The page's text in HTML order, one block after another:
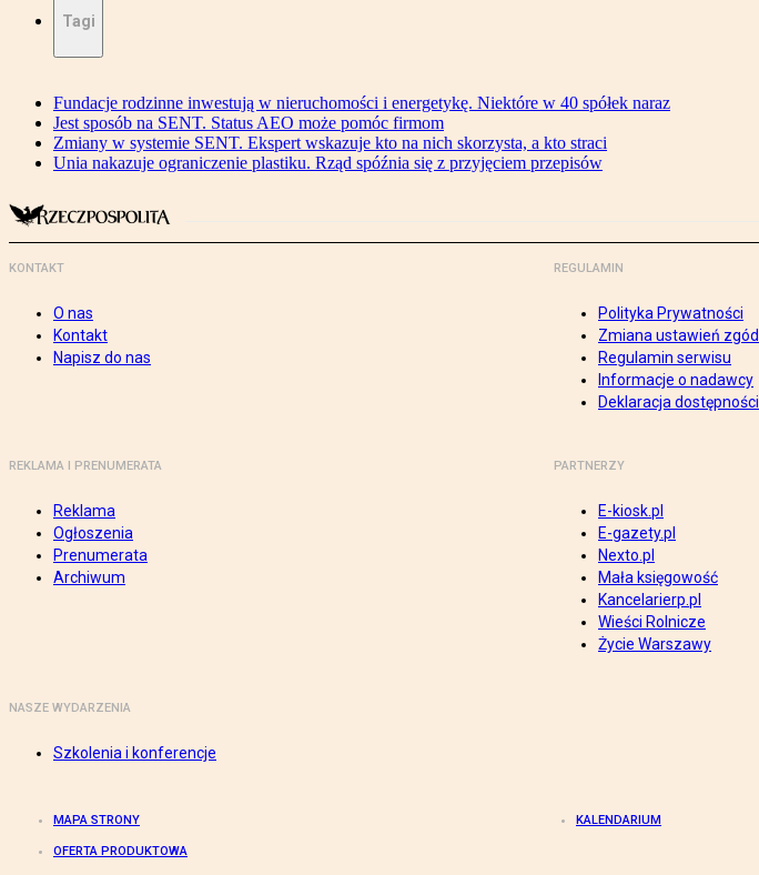
Tagi
Fundacje rodzinne inwestują w nieruchomości i energetykę. Niektóre w 40 spółek naraz
Jest sposób na SENT. Status AEO może pomóc firmom
Zmiany w systemie SENT. Ekspert wskazuje kto na nich skorzysta, a kto straci
Unia nakazuje ograniczenie plastiku. Rząd spóźnia się z przyjęciem przepisów
KONTAKT
O nas
Kontakt
Napisz do nas
REGULAMIN
Polityka Prywatności
Zmiana ustawień zgód
Regulamin serwisu
Informacje o nadawcy
Deklaracja dostępności
REKLAMA I PRENUMERATA
Reklama
Ogłoszenia
Prenumerata
Archiwum
PARTNERZY
E-kiosk.pl
E-gazety.pl
Nexto.pl
Mała księgowość
Kancelarierp.pl
Wieści Rolnicze
Życie Warszawy
NASZE WYDARZENIA
Szkolenia i konferencje
MAPA STRONY KALENDARIUM
OFERTA PRODUKTOWA